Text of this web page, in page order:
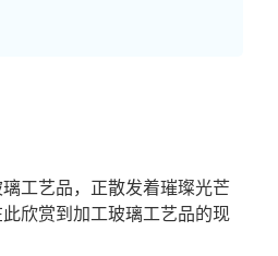
工艺品，正散发着璀璨光芒
欣赏到加工玻璃工艺品的现